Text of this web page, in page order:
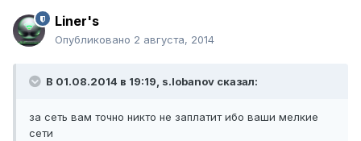
Liner's
Опубликовано 2 августа, 2014
В 01.08.2014 в 19:19, s.lobanov сказал:
за сеть вам точно никто не заплатит ибо ваши мелкие
сети